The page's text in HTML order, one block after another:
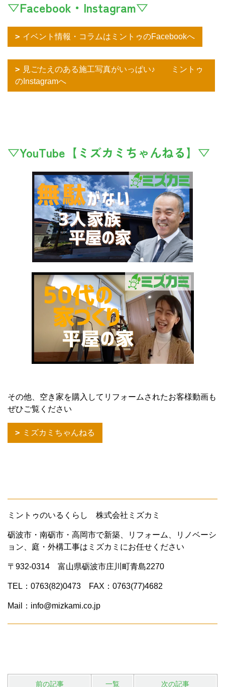
▽Facebook・Instagram▽
イベント情報・コラムはミントゥのFacebookへ
見ごたえのある施工写真がいっぱい♪ ミントゥ
のInstagramへ
▽YouTube【ミズカミちゃんねる】▽
その他、空き家を購入してリフォームされたお客様動画も
ぜひご覧ください
ミズカミちゃんねる
ミントゥのいるくらし 株式会社ミズカミ
砺波市・南砺市・高岡市で新築、リフォーム、リノベーシ
ョン、庭・外構工事はミズカミにお任せください
〒932-0314 富山県砺波市庄川町青島2270
TEL：0763(82)0473 FAX：0763(77)4682
Mail：info@mizkami.co.jp
前の記事 一覧 次の記事